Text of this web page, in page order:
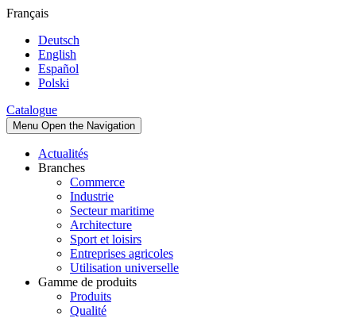
Français
Deutsch
English
Español
Polski
Catalogue
Menu Open the Navigation
Actualités
Branches
Commerce
Industrie
Secteur maritime
Architecture
Sport et loisirs
Entreprises agricoles
Utilisation universelle
Gamme de produits
Produits
Qualité